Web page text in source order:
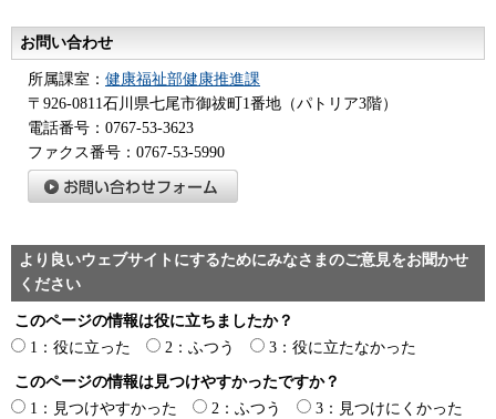
お問い合わせ
所属課室： 健康福祉部健康推進課
〒926-0811石川県七尾市御祓町1番地（パトリア3階）
電話番号：0767-53-3623
ファクス番号：0767-53-5990
より良いウェブサイトにするためにみなさまのご意見をお聞かせ
ください
このページの情報は役に立ちましたか？
1：役に立った
2：ふつう 3：役に立たなかった
このページの情報は見つけやすかったですか？
1：見つけやすかった
2：ふつう 3：見つけにくかった